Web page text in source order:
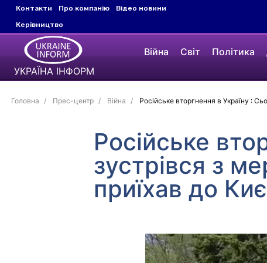
Контакти Про компанію
Відео новини
Керівництво
УКРАЇНА ІНФОРМ
Війна Світ Політика
Головна Прес-центр Війна Російське вторгнення в Україну :
Російське
зустрівся з
приїхав до